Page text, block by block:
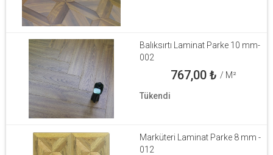
Balıksırtı Laminat Parke 10 mm-
002
767,00₺ / M²
Tükendi
Marküteri Laminat Parke 8 mm -
012